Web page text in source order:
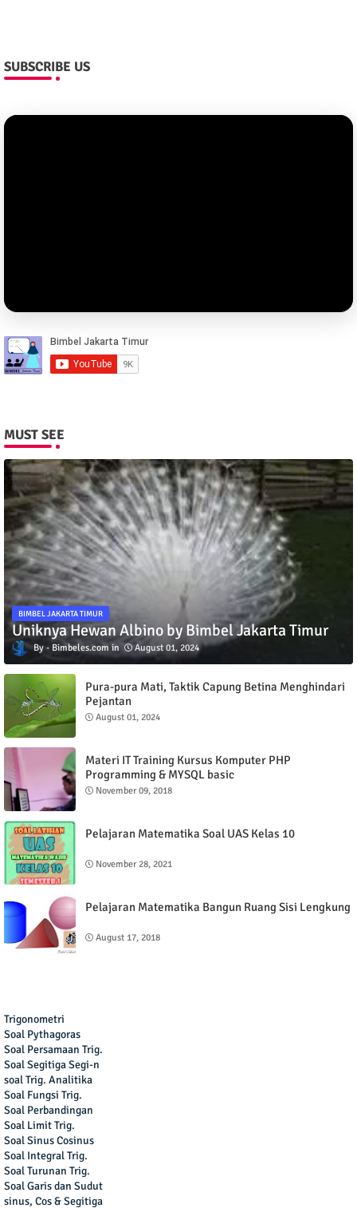
SUBSCRIBE US
MUST SEE
BIMBEL JAKARTA TIMUR
Uniknya Hewan Albino by Bimbel Jakarta Timur
Bimbeles.com August 01, 2024
Pura-pura Mati, Taktik Capung Betina Menghindari
Pejantan
August 01, 2024
Materi IT Training Kursus Komputer PHP
Programming & MYSQL basic
November 09, 2018
Pelajaran Matematika Soal UAS Kelas 10
November 28, 2021
Pelajaran Matematika Bangun Ruang Sisi Lengkung
August 17, 2018
Trigonometri
Soal Pythagoras
Soal Persamaan Trig.
Soal Segitiga Segi-n
soal Trig. Analitika
Soal Fungsi Trig.
Soal Perbandingan
Soal Limit Trig.
Soal Sinus Cosinus
Soal Integral Trig.
Soal Turunan Trig.
Soal Garis dan Sudut
sinus, Cos & Segitiga